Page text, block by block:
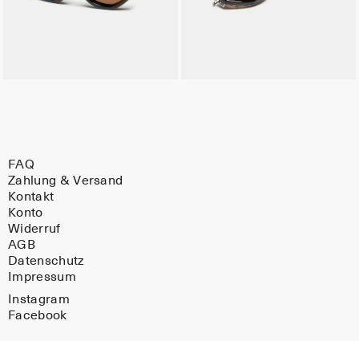
FAQ
Zahlung & Versand
Kontakt
Konto
Widerruf
AGB
Datenschutz
Impressum
Instagram
Facebook